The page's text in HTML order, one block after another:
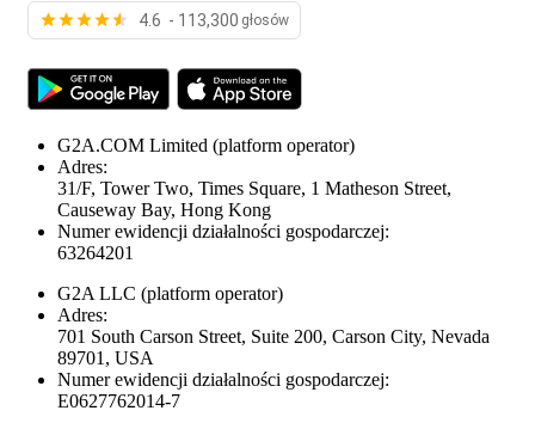
4.6 - 113,300 głosów
G2A.COM Limited (platform operator)
Adres:
31/F, Tower Two, Times Square, 1 Matheson Street,
Causeway Bay, Hong Kong
Numer ewidencji działalności gospodarczej:
63264201
G2A LLC (platform operator)
Adres:
701 South Carson Street, Suite 200, Carson City, Nevada
89701, USA
Numer ewidencji działalności gospodarczej:
E0627762014-7